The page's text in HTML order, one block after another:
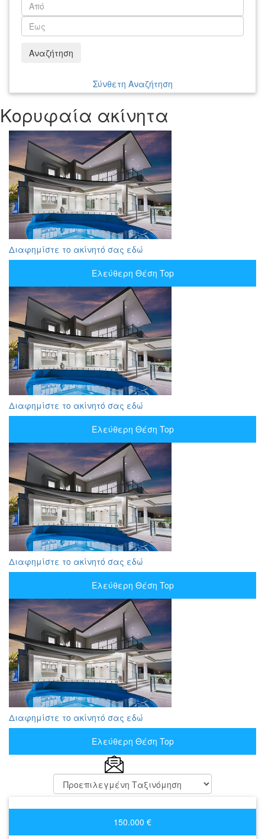
Αναζήτηση
Σύνθετη Αναζήτηση
Κορυφαία ακίνητα
Διαφημίστε το ακίνητό σας εδώ
Ελεύθερη Θέση Top
Διαφημίστε το ακίνητό σας εδώ
Ελεύθερη Θέση Top
Διαφημίστε το ακίνητό σας εδώ
Ελεύθερη Θέση Top
Διαφημίστε το ακίνητό σας εδώ
Ελεύθερη Θέση Top
150.000 €